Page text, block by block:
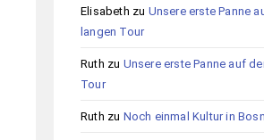
Elisabeth zu Unsere erste Panne
langen Tour
Ruth zu Unsere erste Panne auf
Tour
Ruth zu Noch einmal Kultur in